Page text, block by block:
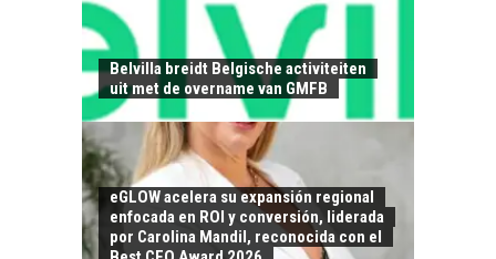
Belvilla breidt Belgische activiteiten
uit met de overname van GMFB
eGLOW acelera su expansión regional
enfocada en ROI y conversión, liderada
por Carolina Mandil, reconocida con el
LA
TRANSFORMACIÓN
DE LOS RECURSOS
HUMANOS EN LAS
EMPRESAS
CHILENAS
La transformación
estratégica de los
recursos humanos en
las empresas…
FINANCIAMIENTO
PARA PYMES EN
CHILE: